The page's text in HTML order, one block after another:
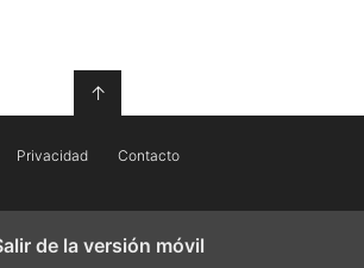
↑
Privacidad Contacto
de la versión móvil